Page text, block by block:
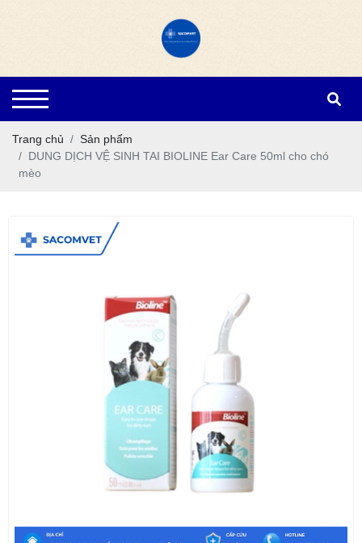
Trang chủ
Sản phẩm
DUNG DỊCH VỆ SINH TAI BIOLINE Ear Care 50ml cho chó
mèo